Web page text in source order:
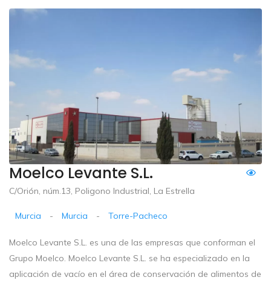
Moelco Levante S.L.
C/Orión, núm.13, Poligono Industrial, La Estrella
Murcia - Murcia - Torre-Pacheco
Moelco Levante S.L. es una de las empresas que conforman el
Grupo Moelco. Moelco Levante S.L. se ha especializado en la
aplicación de vacío en el área de conservación de alimentos de